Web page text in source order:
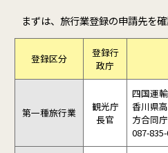
まずは、旅行業登録の申請先を確
登録区分
登録行
政庁
第一種旅行業
観光庁
長官
四国運
香川県
方合同
087-